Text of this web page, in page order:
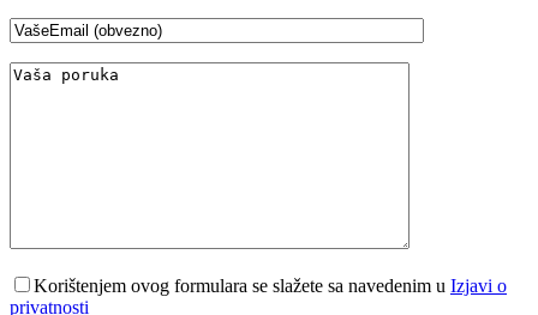
Korištenjem ovog formulara se slažete sa navedenim u Izjavi o
privatnosti